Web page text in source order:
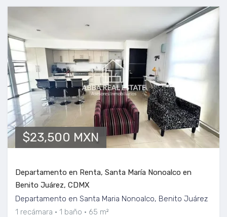
$23,500 MXN
Departamento en Renta, Santa María Nonoalco en
Benito Juárez, CDMX
Departamento en Santa Maria Nonoalco, Benito Juárez
1 recámara
1 baño
65 m²